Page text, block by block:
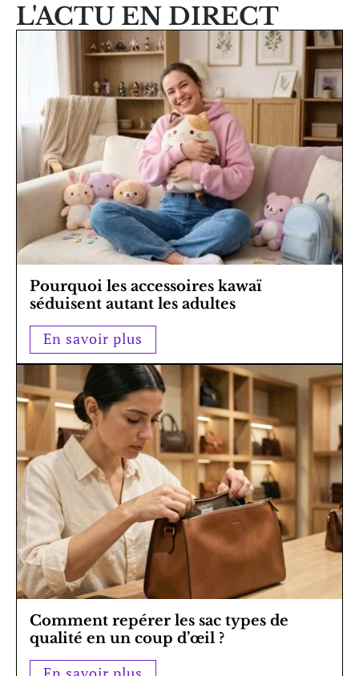
L'ACTU EN DIRECT
Pourquoi les accessoires kawaï
séduisent autant les adultes
En savoir plus
Comment repérer les sac types de
qualité en un coup d’œil ?